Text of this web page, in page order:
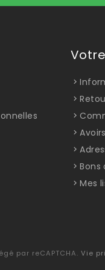
Avoirs
Bons
Mes
par reCAPTCHA. Vie